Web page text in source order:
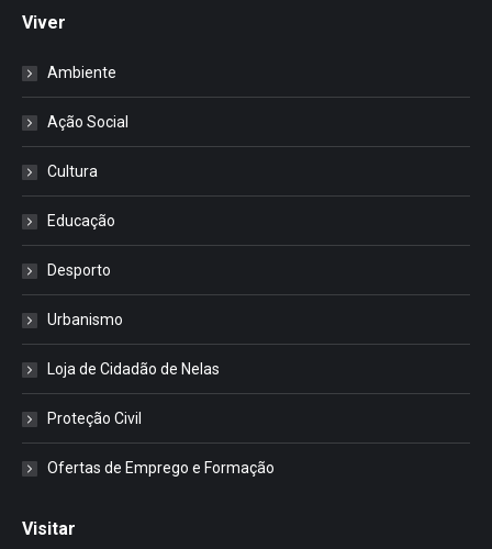
Viver
Ambiente
Ação Social
Cultura
Educação
Desporto
Urbanismo
Loja de Cidadão de Nelas
Proteção Civil
Ofertas de Emprego e Formação
Visitar